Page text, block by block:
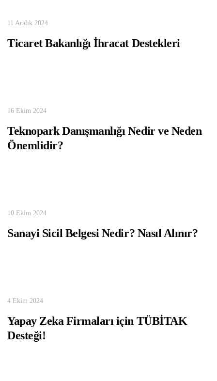
Ticaret Bakanlığı İhracat Destekleri
11 Aralık 2024
Teknopark Danışmanlığı Nedir ve Neden
Önemlidir?
16 Ekim 2024
Sanayi Sicil Belgesi Nedir? Nasıl Alınır?
10 Ekim 2024
Yapay Zeka Firmaları için TÜBİTAK
Desteği!
4 Ekim 2024